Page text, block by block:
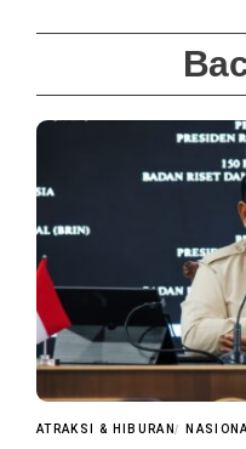
ATRAKSI & HIBURAN